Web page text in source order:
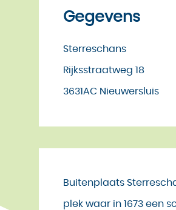
Gegevens
Sterreschans
Rijksstraatweg 18
3631AC Nieuwersluis
Buitenplaats
plek waar in 1673 een